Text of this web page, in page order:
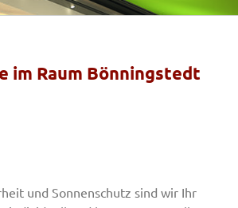
im Raum Bönningstedt
und Sonnenschutz sind wir Ihr